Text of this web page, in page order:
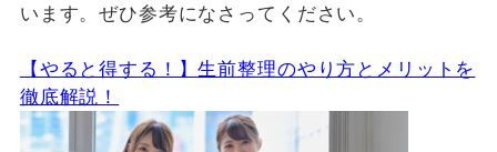
います。ぜひ参考になさってください。
【やると得する！】生前整理のやり方とメリットを
徹底解説！